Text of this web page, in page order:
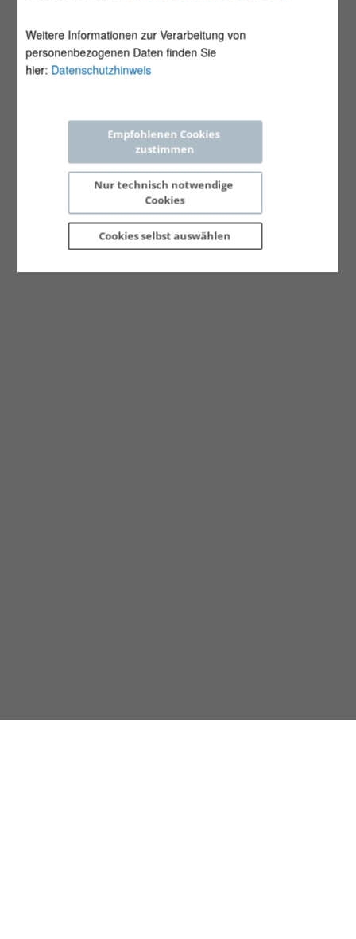
Weitere Informationen zur Verarbeitung von
personenbezogenen Daten finden Sie
hier: Datenschutzhinweis
Empfohlenen Cookies
zustimmen
Nur technisch notwendige
Cookies
Cookies selbst auswählen